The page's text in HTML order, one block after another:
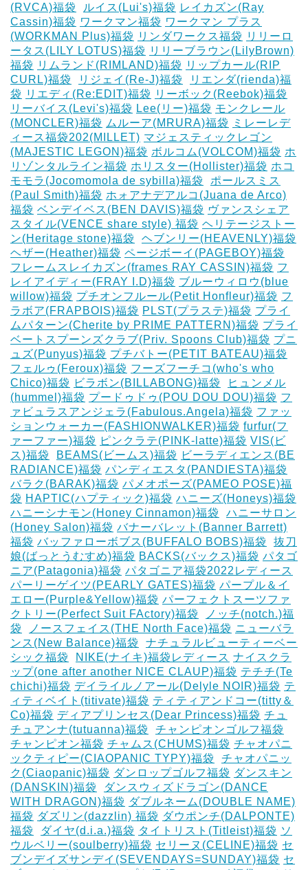
(RVCA)福袋
ルイス(Lui's)福袋 レイカズン(Ray
Cassin)福袋 ワークマン福袋 ワークマン プラス
(WORKMAN Plus)福袋 リンダワークス福袋 リリーロ
ータス(LILY LOTUS)福袋 リリーブラウン(LilyBrown)
福袋 リムランド(RIMLAND)福袋 リップカール(RIP
CURL)福袋
リジェイ(Re-J)福袋
リエンダ(rienda)福
袋 リエディ(Re:EDIT)福袋 リーボック(Reebok)福袋
リーバイス(Levi's)福袋 Lee(リー)福袋 モンクレール
(MONCLER)福袋 ムルーア(MRURA)福袋
ミレーレデ
ィース福袋202(MILLET) マジェスティックレゴン
(MAJESTIC LEGON)福袋 ボルコム(VOLCOM)福袋 ホ
リゾンタルライン福袋 ホリスター(Hollister)福袋 ホコ
モモラ(Jocomomola de sybilla)福袋
ポールスミス
(Paul Smith)福袋 ホォアナデアルコ(Juana de Arco)
福袋 ベンデイベス(BEN DAVIS)福袋 ヴァンスシェア
スタイル(VENCE share style) 福袋 ヘリテージストー
ン(Heritage stone)福袋
ヘブンリー(HEAVENLY)福袋
ヘザー(Heather)福袋 ページボーイ(PAGEBOY)福袋
フレームスレイカズン(frames RAY CASSIN)福袋 フ
レイアイディー(FRAY I.D)福袋 ブルーウィロウ(blue
willow)福袋 プチオンフルール(Petit Honfleur)福袋 フ
ラボア(FRAPBOIS)福袋 PLST(プラステ)福袋 プライ
ムパターン(Cherite by PRIME PATTERN)福袋 プライ
ベートスプーンズクラブ(Priv. Spoons Club)福袋 プニ
ュズ(Punyus)福袋 プチバトー(PETIT BATEAU)福袋
フェルゥ(Feroux)福袋 フーズフーチコ(who's who
Chico)福袋 ビラボン(BILLABONG)福袋
ヒュンメル
(hummel)福袋 プードゥドゥ(POU DOU DOU)福袋 フ
ァビュラスアンジェラ(Fabulous.Angela)福袋 ファッ
ションウォーカー(FASHIONWALKER)福袋 furfur(フ
ァーファー)福袋 ピンクラテ(PINK-latte)福袋 VIS(ビ
ス)福袋
BEAMS(ビームス)福袋 ビーラディエンス(BE
RADIANCE)福袋 パンディエスタ(PANDIESTA)福袋
バラク(BARAK)福袋 パメオポーズ(PAMEO POSE)福
袋 HAPTIC(ハプティック)福袋 ハニーズ(Honeys)福袋
ハニーシナモン(Honey Cinnamon)福袋
ハニーサロン
(Honey Salon)福袋 バナーバレット(Banner Barrett)
福袋 バッファローボブス(BUFFALO BOBS)福袋
抜刀
娘(ばっとうむすめ)福袋 BACKS(バックス)福袋 パタゴ
ニア(Patagonia)福袋 パタゴニア福袋2022レディース
パーリーゲイツ(PEARLY GATES)福袋 パープル＆イ
エロー(Purple&Yellow)福袋 パーフェクトスーツファ
クトリー(Perfect Suit FActory)福袋
ノッチ(notch.)福
袋
ノースフェイス(THE North Face)福袋 ニューバラ
ンス(New Balance)福袋
ナチュラルビューティーベー
シック福袋
NIKE(ナイキ)福袋レディース ナイスクラ
ップ(one after another NICE CLAUP)福袋 テチチ(Te
chichi)福袋 デイライルノアール(Delyle NOIR)福袋 テ
ィティベイト(titivate)福袋 ティティアンドコー(titty＆
Co)福袋 ディアプリンセス(Dear Princess)福袋 チュ
チュアンナ(tutuanna)福袋
チャンピオンゴルフ福袋
チャンピオン福袋 チャムス(CHUMS)福袋 チャオパニ
ックティピー(CIAOPANIC TYPY)福袋
チャオパニッ
ク(Ciaopanic)福袋 ダンロップゴルフ福袋 ダンスキン
(DANSKIN)福袋
ダンスウィズドラゴン(DANCE
WITH DRAGON)福袋 ダブルネーム(DOUBLE NAME)
福袋 ダズリン(dazzlin) 福袋 ダウポンチ(DALPONTE)
福袋
ダイヤ(d.i.a.)福袋 タイトリスト(Titleist)福袋 ソ
ウルベリー(soulberry)福袋 セリーヌ(CELINE)福袋 セ
ブンデイズサンデイ(SEVENDAYS=SUNDAY)福袋 セ